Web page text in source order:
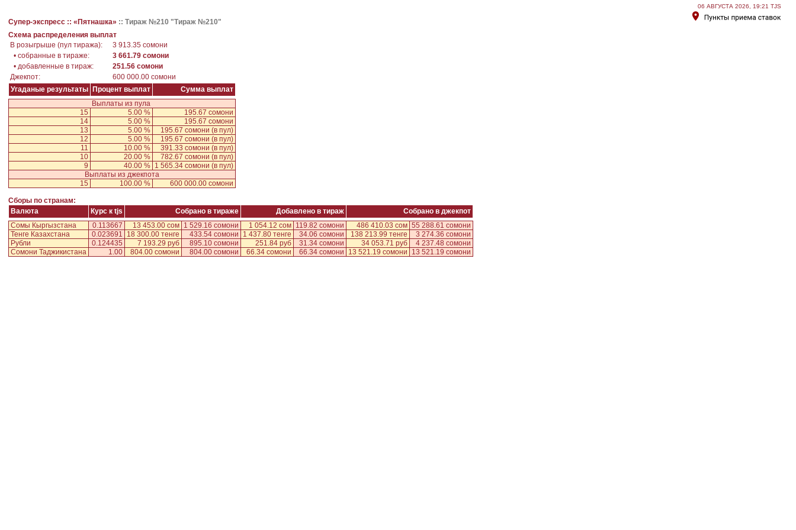
06 АВГУСТА 2026, 19:21 TJS
Супер-экспресс :: «Пятнашка» :: Тираж №210 "Тираж №210"
Схема распределения выплат
В розыгрыше (пул тиража):
3 913.35 сомони
• собранные в тираже:
3 661.79 сомони
• добавленные в тираж:
251.56 сомони
Джекпот:
600 000.00 сомони
Угаданые результаты
Процент выплат
Сумма выплат
Выплаты из пула
15
5.00 %
195.67 сомони
14
5.00 %
195.67 сомони
13
5.00 % 195.67 сомони (в пул)
12
5.00 % 195.67 сомони (в пул)
11
10.00 % 391.33 сомони (в пул)
10
20.00 % 782.67 сомони (в пул)
9
40.00 % 1 565.34 сомони (в пул)
Выплаты из джекпота
15
100.00 % 600 000.00 сомони
Сборы по странам:
Валюта
Курс к tjs Собрано в тираже Добавлено в тираж
Собрано в джекпот
Сомы Кыргызстана
0.113667 13 453.00 сом 1 529.16 сомони 1 054.12 сом 119.82 сомони 486 410.03 сом 55 288.61 сомони
Тенге Казахстана
0.023691 18 300.00 тенге 433.54 сомони 1 437.80 тенге 34.06 сомони 138 213.99 тенге
3 274.36 сомони
Рубли
0.124435 7 193.29 руб 895.10 сомони 251.84 руб 31.34 сомони 34 053.71 руб
4 237.48 сомони
Сомони Таджикистана
1.00 804.00 сомони 804.00 сомони 66.34 сомони 66.34 сомони 13 521.19 сомони 13 521.19 сомони